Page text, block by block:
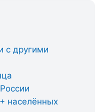
с другими
населённых